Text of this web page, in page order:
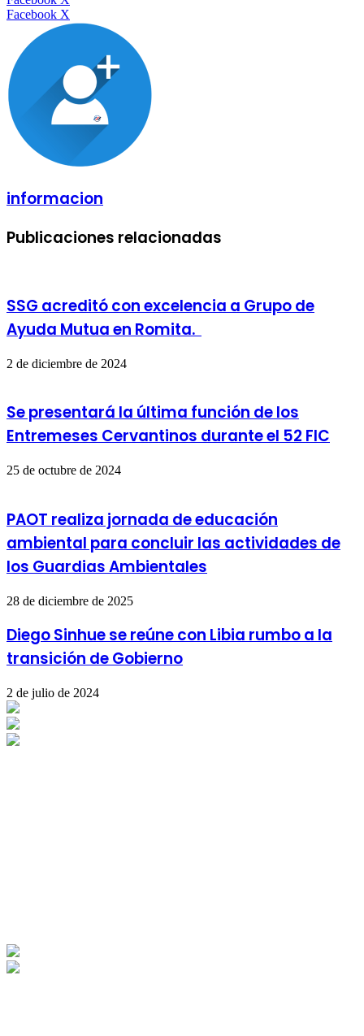
Facebook X
por
electrónico
informacion
Publicaciones relacionadas
SSG acreditó con excelencia a Grupo de
Ayuda Mutua en Romita.
2 de diciembre de 2024
Se presentará la última función de los
Entremeses Cervantinos durante el 52 FIC
25 de octubre de 2024
PAOT realiza jornada de educación
ambiental para concluir las actividades de
los Guardias Ambientales
28 de diciembre de 2025
Diego Sinhue se reúne con Libia rumbo a la
transición de Gobierno
2 de julio de 2024